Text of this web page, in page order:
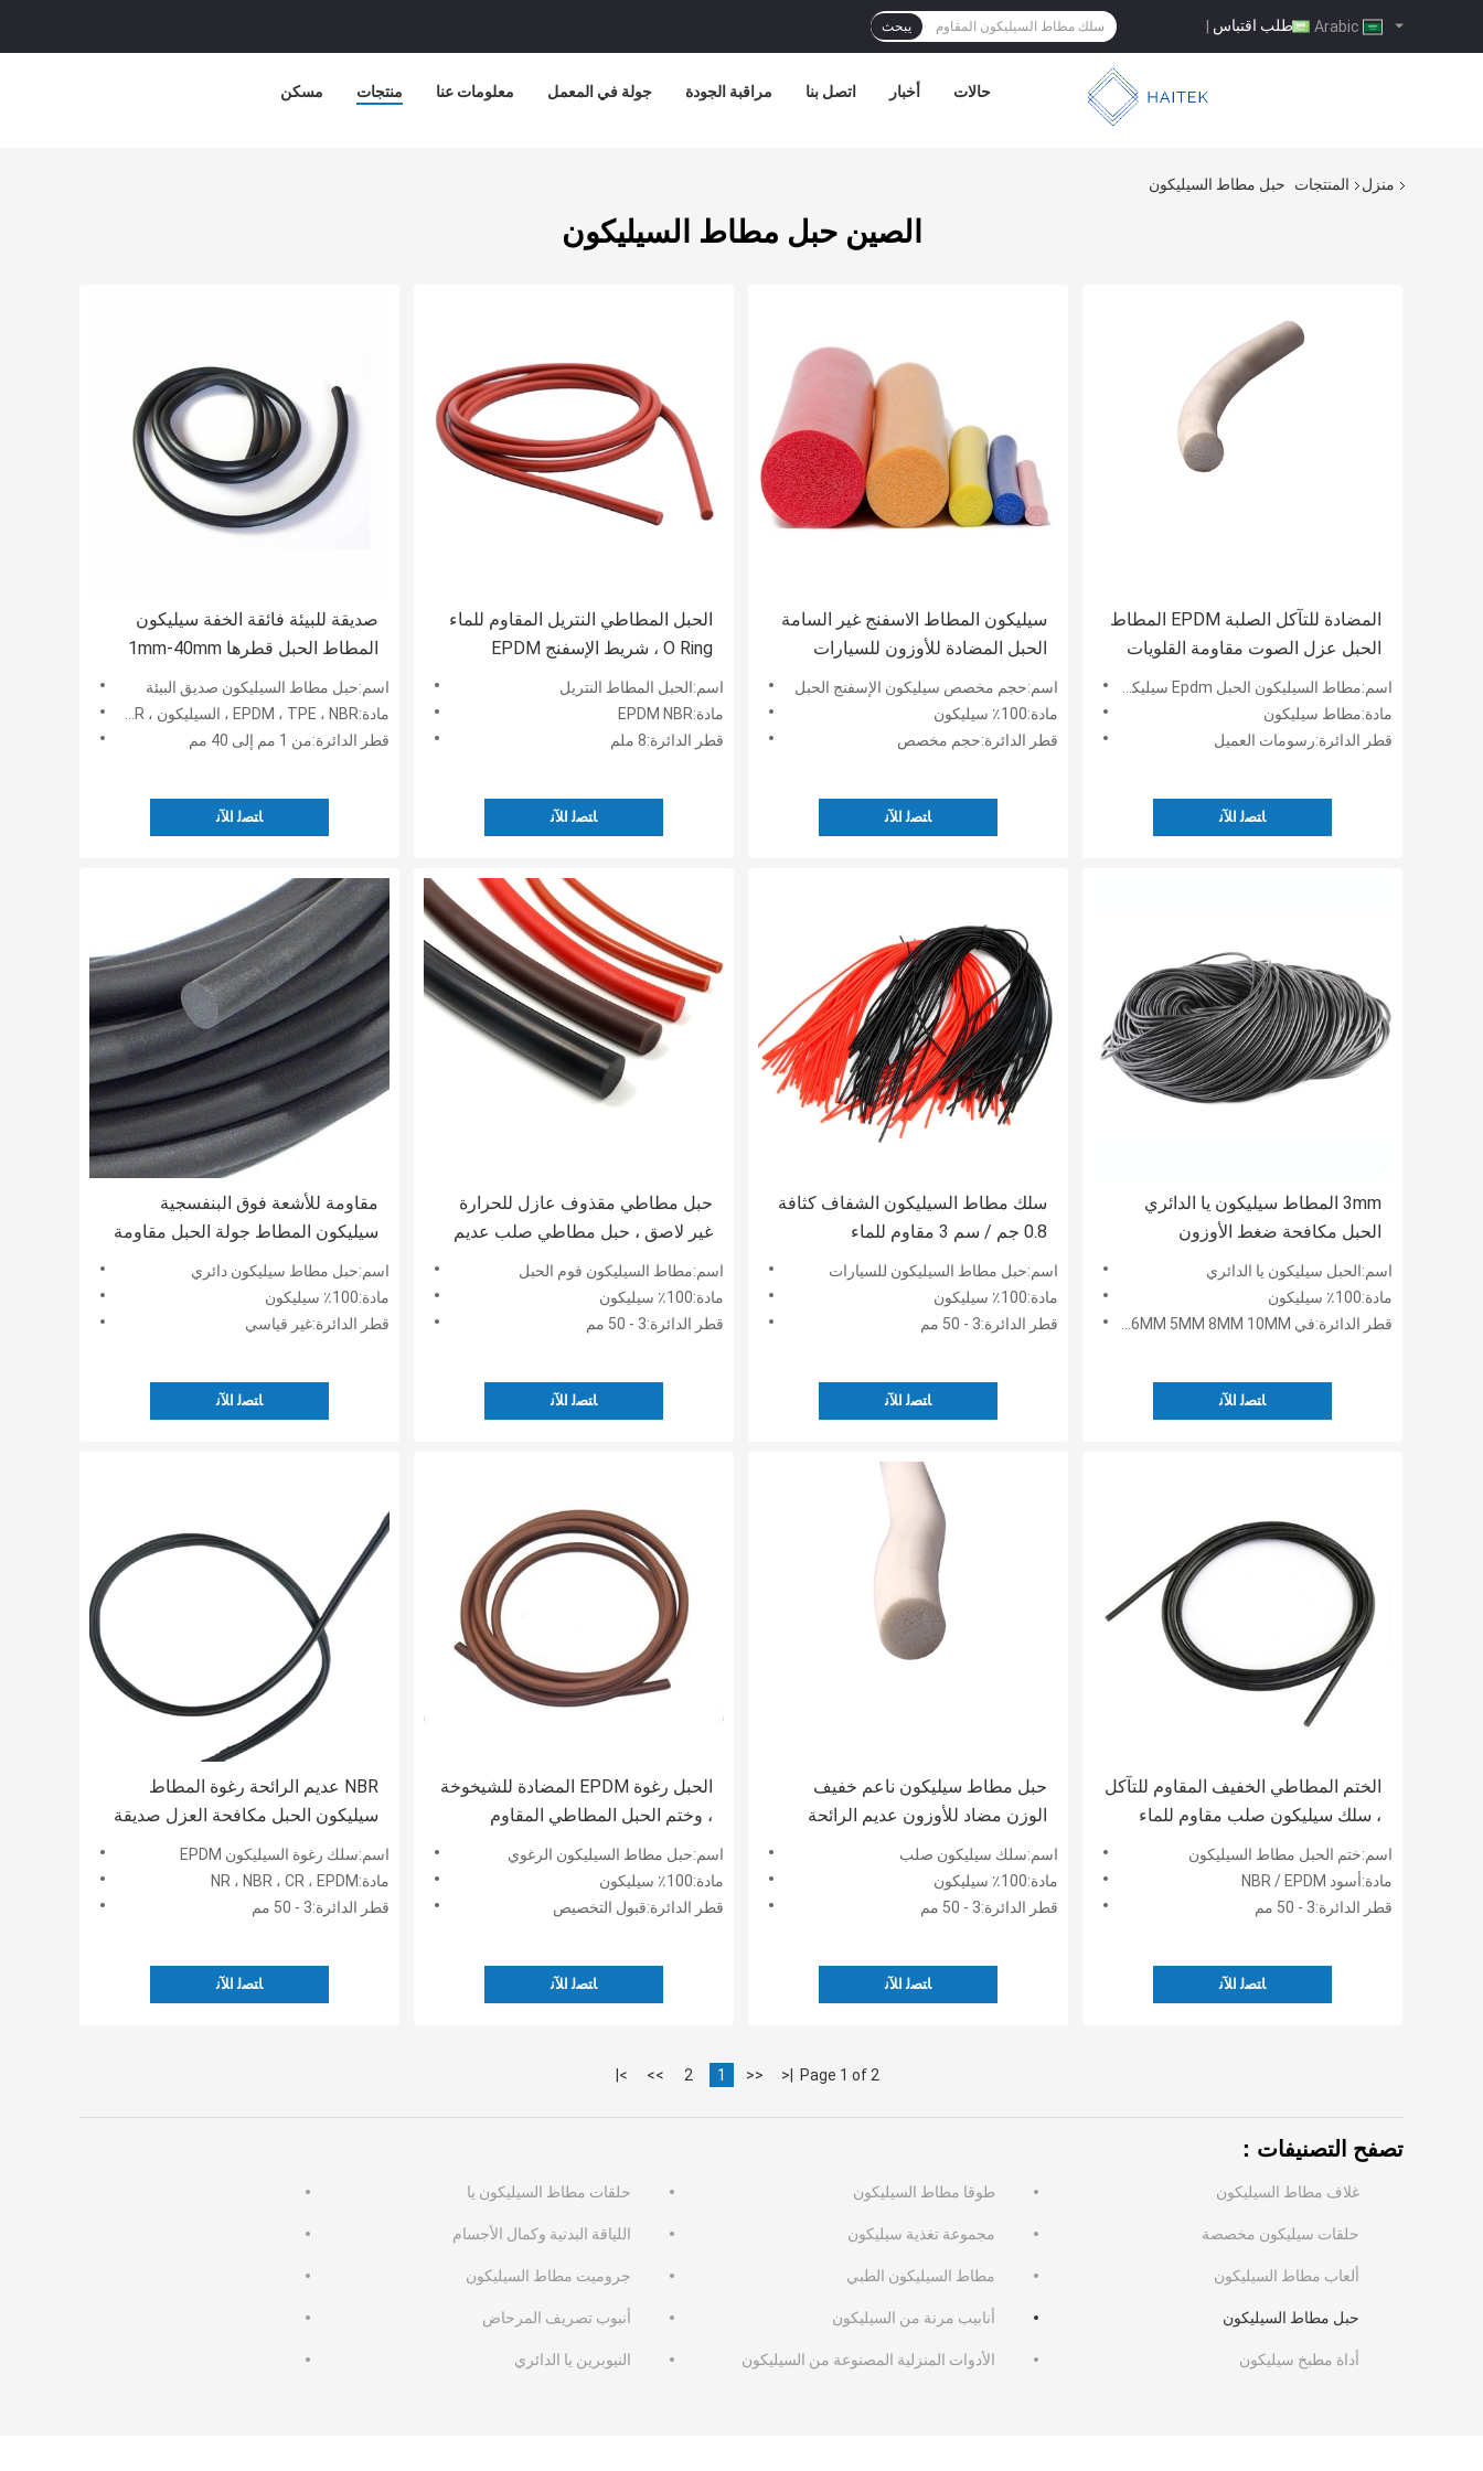
طلب اقتباس | يبحث
مسكن منتجات معلومات عنا جولة في المعمل مراقبة الجودة اتصل بنا أخبار حالات
منزل المنتجات حبل مطاط السيليكون
الصين حبل مطاط السيليكون
صديقة للبيئة فائقة الخفة سيليكون
المطاط الحبل قطرها 1mm-40mm
اسم:حبل مطاط السيليكون صديق البيئة
مادة:EPDM ، TPE ، NBR ، السيليكون ، SBR ، NR
قطر الدائرة:من 1 مم إلى 40 مم
ﺎﺘﺼﻟ ﺍﻶﻧ
الحبل المطاطي النتريل المقاوم للماء
O Ring ، شريط الإسفنج EPDM
الشفاف
اسم:الحبل المطاط النتريل
مادة:EPDM NBR
قطر الدائرة:8 ملم
ﺎﺘﺼﻟ ﺍﻶﻧ
سيليكون المطاط الاسفنج غير السامة
الحبل المضادة للأوزون للسيارات
اسم:حجم مخصص سيليكون الإسفنج الحبل
مادة:100٪ سيليكون
قطر الدائرة:حجم مخصص
ﺎﺘﺼﻟ ﺍﻶﻧ
المضادة للتآكل الصلبة EPDM المطاط
الحبل عزل الصوت مقاومة القلويات
اسم:مطاط السيليكون الحبل Epdm سيليكون مطاط الحبل
مادة:مطاط سيليكون
قطر الدائرة:رسومات العميل
ﺎﺘﺼﻟ ﺍﻶﻧ
مقاومة للأشعة فوق البنفسجية
سيليكون المطاط جولة الحبل مقاومة
للزيت كثافة 0.7g / سم 3
اسم:حبل مطاط سيليكون دائري
مادة:100٪ سيليكون
قطر الدائرة:غير قياسي
ﺎﺘﺼﻟ ﺍﻶﻧ
حبل مطاطي مقذوف عازل للحرارة
غير لاصق ، حبل مطاطي صلب عديم
الرائحة
اسم:مطاط السيليكون فوم الحبل
مادة:100٪ سيليكون
قطر الدائرة:3 - 50 مم
ﺎﺘﺼﻟ ﺍﻶﻧ
سلك مطاط السيليكون الشفاف كثافة
0.8 جم / سم 3 مقاوم للماء
اسم:حبل مطاط السيليكون للسيارات
مادة:100٪ سيليكون
قطر الدائرة:3 - 50 مم
ﺎﺘﺼﻟ ﺍﻶﻧ
3mm المطاط سيليكون يا الدائري
الحبل مكافحة ضغط الأوزون
اسم:الحبل سيليكون يا الدائري
مادة:100٪ سيليكون
قطر الدائرة:في 3mm 4mm 6MM 5MM 8MM 10MM
ﺎﺘﺼﻟ ﺍﻶﻧ
NBR عديم الرائحة رغوة المطاط
سيليكون الحبل مكافحة العزل صديقة
للبيئة
اسم:سلك رغوة السيليكون EPDM
مادة:NR ، NBR ، CR ، EPDM
قطر الدائرة:3 - 50 مم
ﺎﺘﺼﻟ ﺍﻶﻧ
الحبل رغوة EPDM المضادة للشيخوخة
، وختم الحبل المطاطي المقاوم
للقلويات
اسم:حبل مطاط السيليكون الرغوي
مادة:100٪ سيليكون
قطر الدائرة:قبول التخصيص
ﺎﺘﺼﻟ ﺍﻶﻧ
حبل مطاط سيليكون ناعم خفيف
الوزن مضاد للأوزون عديم الرائحة
وشفاف
اسم:سلك سيليكون صلب
مادة:100٪ سيليكون
قطر الدائرة:3 - 50 مم
ﺎﺘﺼﻟ ﺍﻶﻧ
الختم المطاطي الخفيف المقاوم للتآكل
، سلك سيليكون صلب مقاوم للماء
اسم:ختم الحبل مطاط السيليكون
مادة:أسود NBR / EPDM
قطر الدائرة:3 - 50 مم
ﺎﺘﺼﻟ ﺍﻶﻧ
Page 1 of 2
|<
<<
1
2
>>
>|
تصفح التصنيفات：
حلقات مطاط السيليكون يا طوقا مطاط السيليكون غلاف مطاط السيليكون
اللياقة البدنية وكمال الأجسام مجموعة تغذية سيليكون حلقات سيليكون مخصصة
جروميت مطاط السيليكون مطاط السيليكون الطبي ألعاب مطاط السيليكون
أنبوب تصريف المرحاض أنابيب مرنة من السيليكون حبل مطاط السيليكون
النيوبرين يا الدائري الأدوات المنزلية المصنوعة من السيليكون أداة مطبخ سيليكون